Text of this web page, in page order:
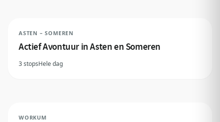
ASTEN – SOMEREN
Actief Avontuur in Asten en Someren
3 stopsHele dag
WORKUM